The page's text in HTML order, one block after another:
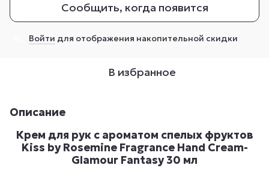
Сообщить, когда появится
Войти для отображения накопительной скидки
В избранное
Описание
Крем для рук с ароматом спелых фруктов
Kiss by Rosemine Fragrance Hand Cream-
Glamour Fantasy 30 мл